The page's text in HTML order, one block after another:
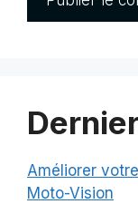
Améliorer
Moto-Vision